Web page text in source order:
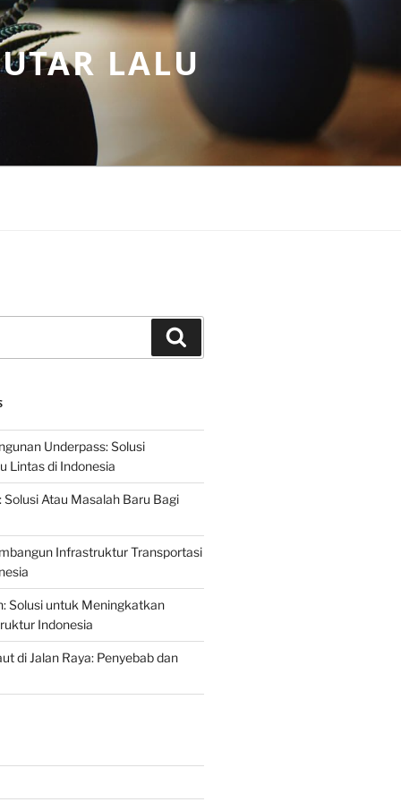
LALU
Underpass: Solusi
Lintas di Indonesia
Solusi Atau Masalah Baru Bagi
Infrastruktur Transportasi
Solusi untuk Meningkatkan
Indonesia
di Jalan Raya: Penyebab dan